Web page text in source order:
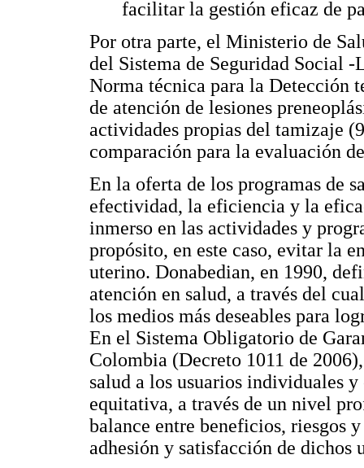
facilitar la gestión eficaz de
Por otra parte, el Ministerio de
del Sistema de Seguridad Social
Norma técnica para la Detección
de atención de lesiones
actividades propias del tamizaje
comparación para la evaluación
En la oferta de los programas de
efectividad, la eficiencia y la
inmerso en las actividades y
propósito, en este caso, evitar la
uterino. Donabedian, en 1990,
atención en salud, a través del
los medios más deseables para
En el Sistema Obligatorio de
Colombia (Decreto 1011 de
salud a los usuarios individuales
equitativa, a través de un nivel
balance entre beneficios, riesgos
adhesión y satisfacción de dichos